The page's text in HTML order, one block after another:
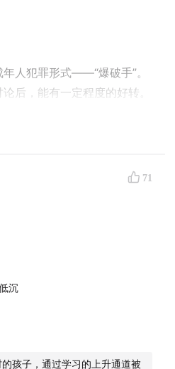
人犯罪形式——“爆破手”。
后，能有一定程度的好转。
块一件；开去偷茅台的车
活儿干的时候，他们一天花
”后，转行仙人跳团伙，做
越狠，当街杀人，毫不恐
71
沉
孩子，通过学习的上升通道被